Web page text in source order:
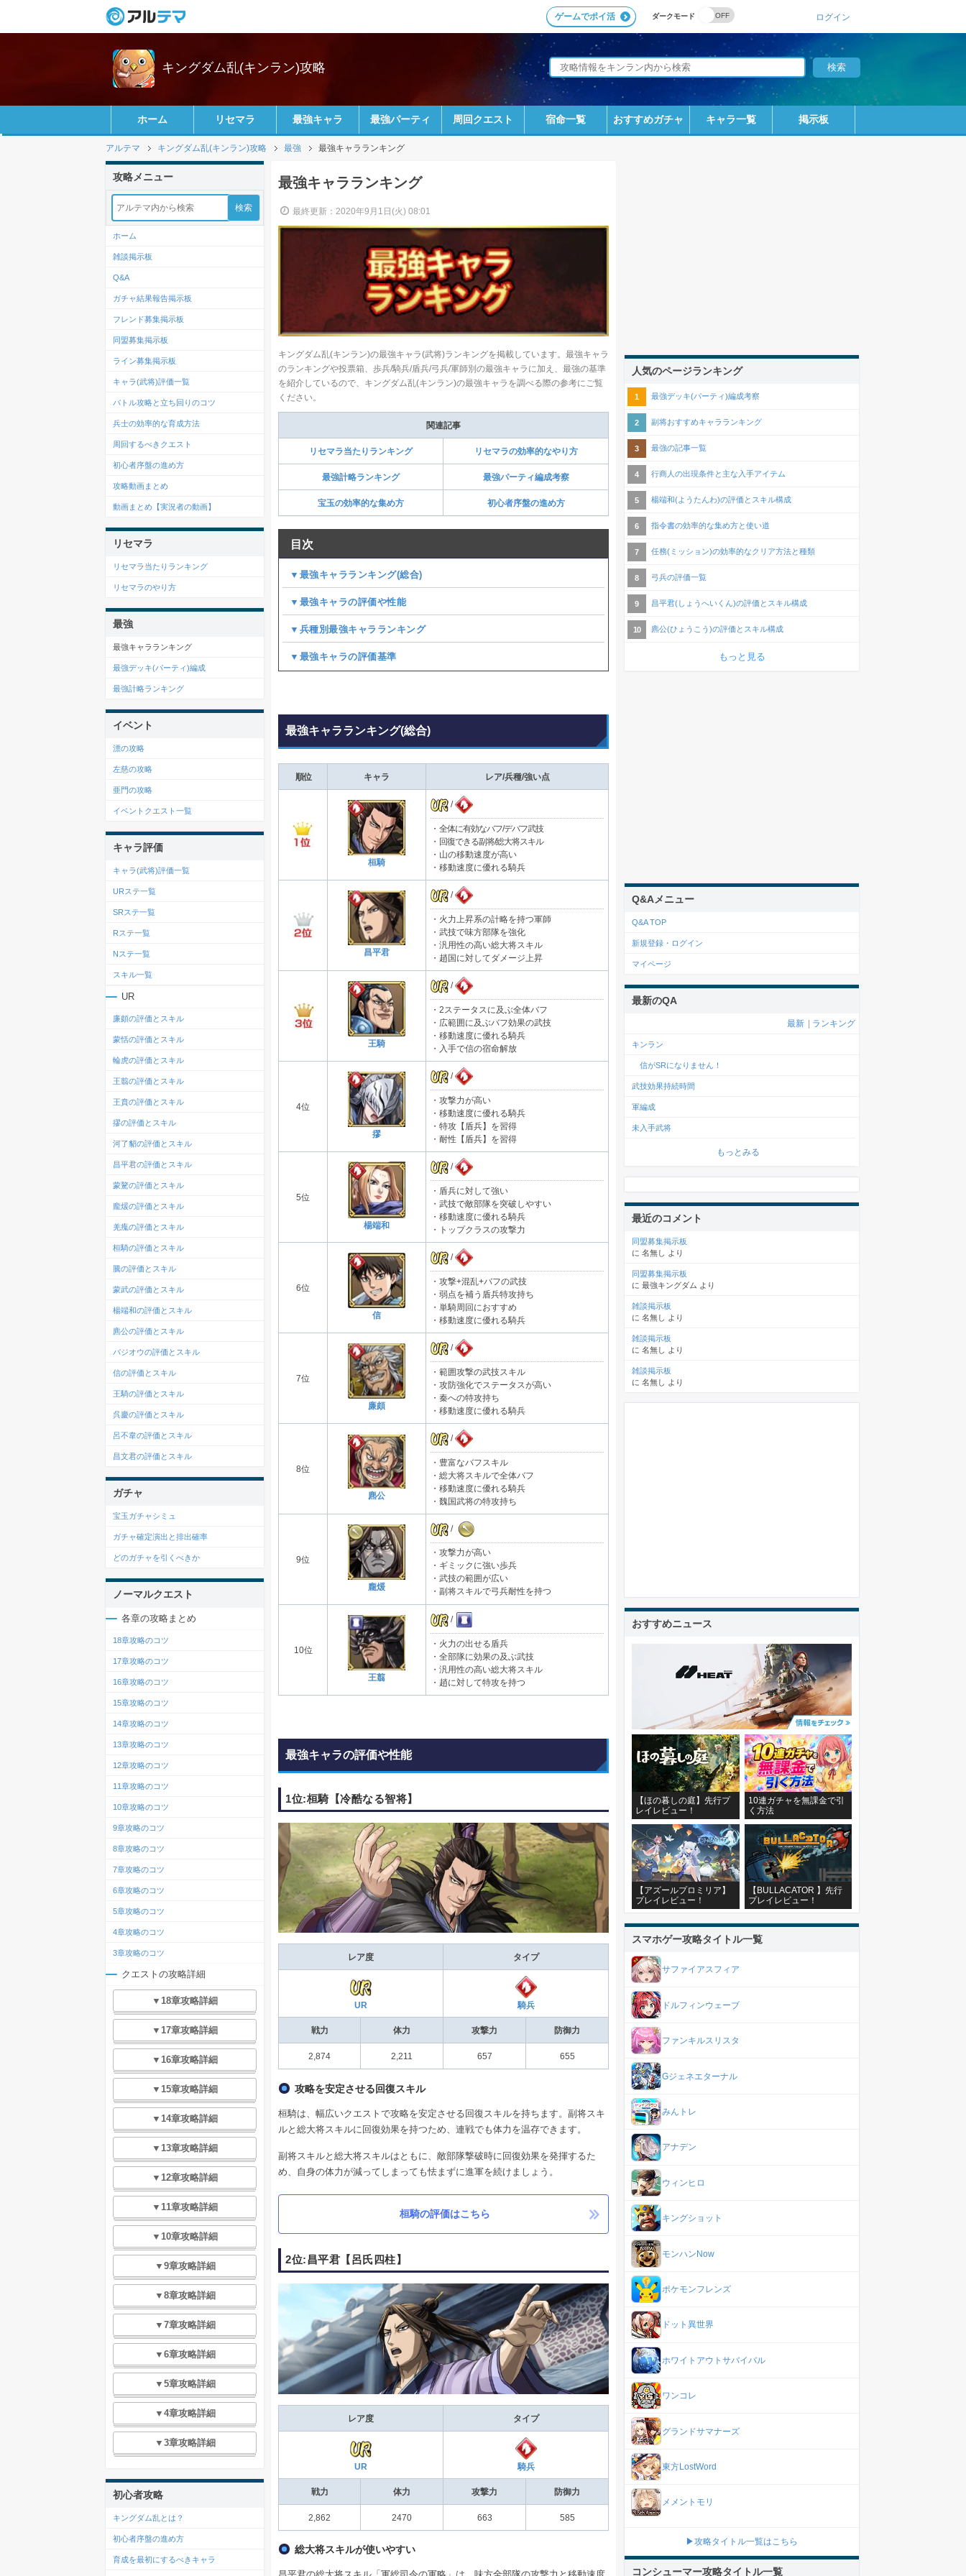
ダークモード
ゲームでポイ活 ログイン
キングダム乱(キンラン)攻略
ホーム リセマラ 最強キャラ 最強パーティ 周回クエスト 宿命一覧 おすすめガチャ キャラ一覧 掲示板
アルテマ キングダム乱(キンラン)攻略 最強 最強キャラランキング
最強キャラランキング
最終更新：2020年9月1日(火) 08:01
キングダム乱(キンラン)の最強キャラ(武将)ランキングを掲載しています。最強キャラ
のランキングや投票箱、歩兵/騎兵/盾兵/弓兵/軍師別の最強キャラに加え、最強の基準
を紹介しているので、キングダム乱(キンラン)の最強キャラを調べる際の参考にご覧
ください。
関連記事
リセマラ当たりランキング リセマラの効率的なやり方
最強計略ランキング 最強パーティ編成考察
宝玉の効率的な集め方 初心者序盤の進め方
目次
▼最強キャラランキング(総合)
▼最強キャラの評価や性能
▼兵種別最強キャラランキング
▼最強キャラの評価基準
最強キャラランキング(総合)
順位 キャラ レア/兵種/強い点
桓騎
/
・ 全体に有効なバフ/デバフ武技
・ 回復できる副将/総大将スキル
・山の移動速度が高い
・移動速度に優れる騎兵
昌平君
/
・火力上昇系の計略を持つ軍師
・武技で味方部隊を強化
・汎用性の高い総大将スキル
・趙国に対してダメージ上昇
王騎
/
・2ステータスに及ぶ全体バフ
・広範囲に及ぶバフ効果の武技
・移動速度に優れる騎兵
・入手で信の宿命解放
4位
摎
/
・攻撃力が高い
・移動速度に優れる騎兵
・特攻【盾兵】を習得
・耐性【盾兵】を習得
5位
楊端和
/
・盾兵に対して強い
・武技で敵部隊を突破しやすい
・移動速度に優れる騎兵
・トップクラスの攻撃力
6位
信
/
・攻撃+混乱+バフの武技
・弱点を補う盾兵特攻持ち
・単騎周回におすすめ
・移動速度に優れる騎兵
7位
廉頗
/
・範囲攻撃の武技スキル
・攻防強化でステータスが高い
・秦への特攻持ち
・移動速度に優れる騎兵
8位
麃公
/
・豊富なバフスキル
・総大将スキルで全体バフ
・移動速度に優れる騎兵
・魏国武将の特攻持ち
9位
龐煖
/
・攻撃力が高い
・ギミックに強い歩兵
・武技の範囲が広い
・副将スキルで弓兵耐性を持つ
10位
王翦
/
・火力の出せる盾兵
・全部隊に効果の及ぶ武技
・汎用性の高い総大将スキル
・趙に対して特攻を持つ
最強キャラの評価や性能
1位:桓騎【冷酷なる智将】
レア度 タイプ
UR 騎兵
戦力 体力 攻撃力 防御力
2,874 2,211 657 655
攻略を安定させる回復スキル
桓騎は、幅広いクエストで攻略を安定させる回復スキルを持ちます。副将スキ
ルと総大将スキルに回復効果を持つため、連戦でも体力を温存できます。
副将スキルと総大将スキルはともに、敵部隊撃破時に回復効果を発揮するた
め、自身の体力が減ってしまっても怯まずに進軍を続けましょう。
桓騎の評価はこちら
2位:昌平君【呂氏四柱】
レア度 タイプ
UR 騎兵
戦力 体力 攻撃力 防御力
2,862 2470 663 585
総大将スキルが使いやすい
攻略メニュー
ホーム
雑談掲示板
Q&A
ガチャ結果報告掲示板
フレンド募集掲示板
同盟募集掲示板
ライン募集掲示板
キャラ(武将)評価一覧
バトル攻略と立ち回りのコツ
兵士の効率的な育成方法
周回するべきクエスト
初心者序盤の進め方
攻略動画まとめ
動画まとめ【実況者の動画】
リセマラ
リセマラ当たりランキング
リセマラのやり方
最強
最強キャラランキング
最強デッキ(パーティ)編成
最強計略ランキング
イベント
漂の攻略
左慈の攻略
亜門の攻略
イベントクエスト一覧
キャラ評価
キャラ(武将)評価一覧
URステ一覧
SRステ一覧
Rステ一覧
Nステ一覧
スキル一覧
UR
廉頗の評価とスキル
蒙恬の評価とスキル
輪虎の評価とスキル
王翦の評価とスキル
王賁の評価とスキル
摎の評価とスキル
河了貂の評価とスキル
昌平君の評価とスキル
蒙驁の評価とスキル
龐煖の評価とスキル
羌瘣の評価とスキル
桓騎の評価とスキル
騰の評価とスキル
蒙武の評価とスキル
楊端和の評価とスキル
麃公の評価とスキル
バジオウの評価とスキル
信の評価とスキル
王騎の評価とスキル
呉慶の評価とスキル
呂不韋の評価とスキル
昌文君の評価とスキル
ガチャ
宝玉ガチャシミュ
ガチャ確定演出と排出確率
どのガチャを引くべきか
ノーマルクエスト
各章の攻略まとめ
18章攻略のコツ
17章攻略のコツ
16章攻略のコツ
15章攻略のコツ
14章攻略のコツ
13章攻略のコツ
12章攻略のコツ
11章攻略のコツ
10章攻略のコツ
9章攻略のコツ
8章攻略のコツ
7章攻略のコツ
6章攻略のコツ
5章攻略のコツ
4章攻略のコツ
3章攻略のコツ
クエストの攻略詳細
▼18章攻略詳細
▼17章攻略詳細
▼16章攻略詳細
▼15章攻略詳細
▼14章攻略詳細
▼13章攻略詳細
▼12章攻略詳細
▼11章攻略詳細
▼10章攻略詳細
▼9章攻略詳細
▼8章攻略詳細
▼7章攻略詳細
▼6章攻略詳細
▼5章攻略詳細
▼4章攻略詳細
▼3章攻略詳細
初心者攻略
キングダム乱とは？
初心者序盤の進め方
育成を最初にするべきキャラ
人気のページランキング
最強デッキ(パーティ)編成考察
副将おすすめキャラランキング
最強の記事一覧
行商人の出現条件と主な入手アイテム
楊端和(ようたんわ)の評価とスキル構成
指令書の効率的な集め方と使い道
任務(ミッション)の効率的なクリア方法と種類
弓兵の評価一覧
昌平君(しょうへいくん)の評価とスキル構成
麃公(ひょうこう)の評価とスキル構成
もっと見る
Q&Aメニュー
Q&A TOP
新規登録・ログイン
マイページ
最新のQA
最新 ランキング
キンラン
信がSRになりません！
武技効果持続時間
軍編成
未入手武将
もっとみる
最近のコメント
同盟募集掲示板
に 名無し より
同盟募集掲示板
に 最強キングダム より
雑談掲示板
に 名無し より
雑談掲示板
に 名無し より
雑談掲示板
に 名無し より
おすすめニュース
【ほの暮しの庭】先行プ
レイレビュー！
10連ガチャを無課金で引
く方法
【アズールプロミリア】
プレイレビュー！
【BULLACATOR 】先行
プレイレビュー！
スマホゲー攻略タイトル一覧
サファイアスフィア
ドルフィンウェーブ
ファンキルスリスタ
Gジェネエターナル
みんトレ
アナデン
ウィンヒロ
キングショット
モンハンNow
ポケモンフレンズ
ドット異世界
ホワイトアウトサバイバル
ワンコレ
グランドサマナーズ
東方LostWord
メメントモリ
▶攻略タイトル一覧はこちら
コンシューマー攻略タイトル一覧